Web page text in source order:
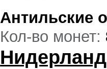
Антильские
Кол-во монет: